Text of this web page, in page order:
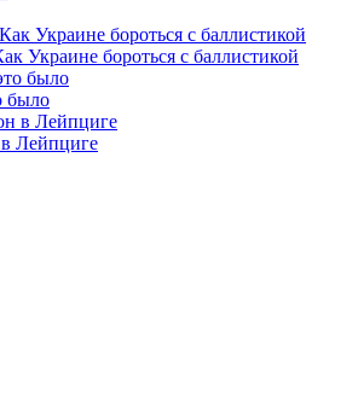
Украине бороться с баллистикой
было
Лейпциге